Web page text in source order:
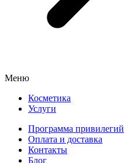
Меню
Косметика
Услуги
Программа привилегий
Оплата и доставка
Контакты
Блог